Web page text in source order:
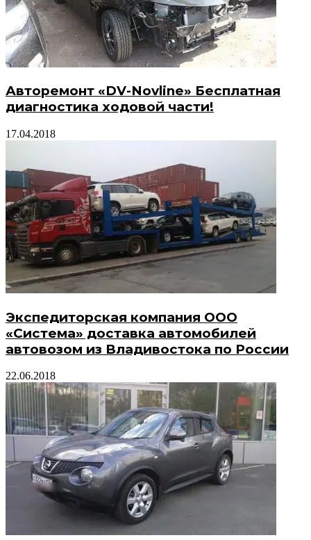
Авторемонт «DV-Novline» Бесплатная
диагностика ходовой части!
17.04.2018
Экспедиторская компания ООО
«Система» доставка автомобилей
автовозом из Владивостока по России
22.06.2018